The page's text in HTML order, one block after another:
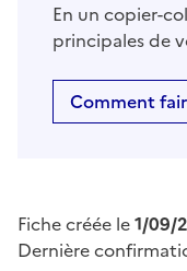
En un copier-
principales de
Comment
Fiche créée le1/09/
Dernière